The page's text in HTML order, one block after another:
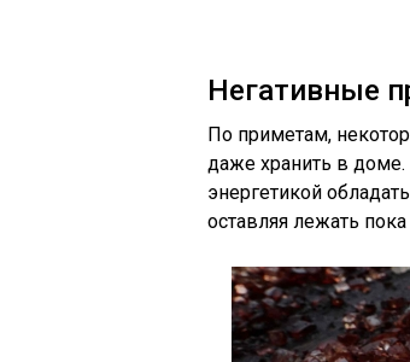
Негативные
По приметам,
даже хранить в
энергетикой
оставляя лежать